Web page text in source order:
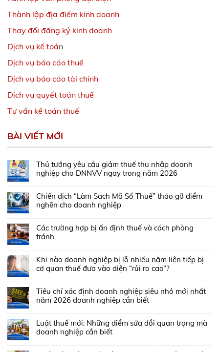
Thành lập địa điểm kinh doanh
Thay đổi đăng ký kinh doanh
Dịch vụ kế toán
Dịch vụ báo cáo thuế
Dịch vụ báo cáo tài chính
Dịch vụ quyết toán thuế
Tư vấn kế toán thuế
BÀI VIẾT MỚI
Thủ tướng yêu cầu giảm thuế thu nhập doanh
nghiệp cho DNNVV ngay trong năm 2026
Chiến dịch “Làm Sạch Mã Số Thuế” tháo gỡ điểm
nghẽn cho doanh nghiệp
Các trường hợp bị ấn định thuế và cách phòng
tránh
Khi nào doanh nghiệp bị lỗ nhiều năm liên tiếp bị
cơ quan thuế đưa vào diện “rủi ro cao”?
Tiêu chí xác định doanh nghiệp siêu nhỏ mới nhất
năm 2026 doanh nghiệp cần biết
Luật thuế mới: Những điểm sửa đổi quan trọng mà
doanh nghiệp cần biết